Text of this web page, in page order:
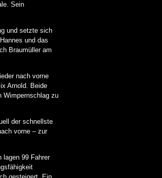
Sein
und setzte sich
und das
Braumüller am
nach vorne
Arnold. Beide
Wimpernschlag zu
der schnellste
vorne – zur
lagen 99 Fahrer